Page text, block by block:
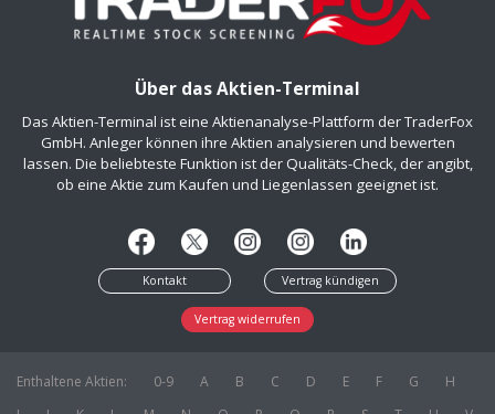
Über das Aktien-Terminal
Das Aktien-Terminal ist eine Aktienanalyse-Plattform der TraderFox
GmbH. Anleger können ihre Aktien analysieren und bewerten
lassen. Die beliebteste Funktion ist der Qualitäts-Check, der angibt,
ob eine Aktie zum Kaufen und Liegenlassen geeignet ist.
Kontakt Vertrag kündigen
Vertrag widerrufen
Enthaltene Aktien: 0-9 A B C D E F G
H